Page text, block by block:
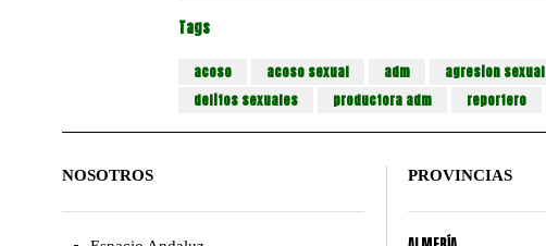
Tags
acoso acoso sexual adm agresion sexual
delitos sexuales
productora adm reportero
NOSOTROS PROVINCIAS